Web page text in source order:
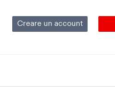
Creare un account